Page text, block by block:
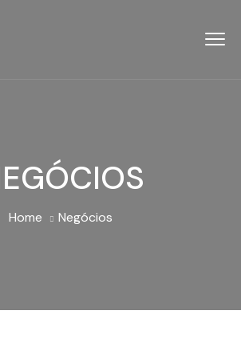
Home Negócios